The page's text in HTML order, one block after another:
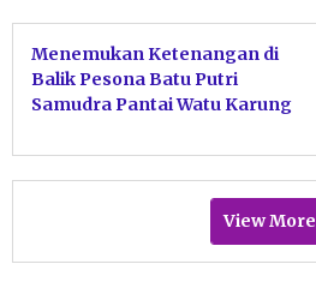
Menemukan Ketenangan di
Balik Pesona Batu Putri
Samudra Pantai Watu Karung
View More